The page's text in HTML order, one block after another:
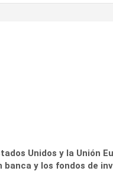
Unidos y la Unión
y los fondos de